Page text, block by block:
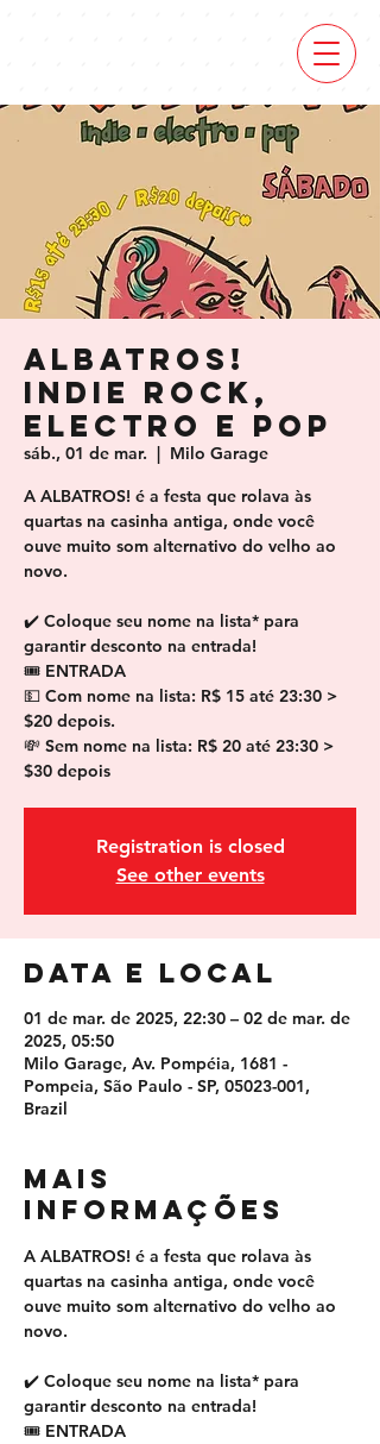
Albatros!
Indie Rock,
Electro e Pop
sáb., 01 de mar.
  |
Milo Garage
A ALBATROS! é a festa que rolava às
quartas na casinha antiga, onde você
ouve muito som alternativo do velho ao
novo.
✔️ Coloque seu nome na lista* para
garantir desconto na entrada!
🎟 ENTRADA
💵 Com nome na lista: R$ 15 até 23:30 >
$20 depois.
💸 Sem nome na lista: R$ 20 até 23:30 >
$30 depois
Registration is closed
See other events
Data e local
01 de mar. de 2025, 22:30 – 02 de mar. de
2025, 05:50
Milo Garage, Av. Pompéia, 1681 -
Pompeia, São Paulo - SP, 05023-001,
Brazil
MAIS
INFORMAÇÕES
A ALBATROS! é a festa que rolava às
quartas na casinha antiga, onde você
ouve muito som alternativo do velho ao
novo.
✔️ Coloque seu nome na lista* para
garantir desconto na entrada!
🎟 ENTRADA